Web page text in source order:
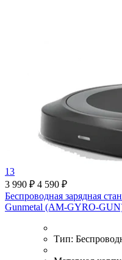
13
3 990 ₽ 4 590 ₽
Беспроводная зарядная
Gunmetal (AM-GYRO-
Тип: